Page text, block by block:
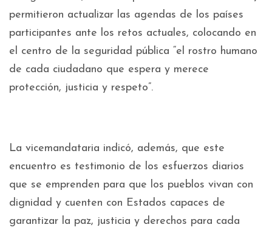
permitieron actualizar las agendas de los países
participantes ante los retos actuales, colocando en
el centro de la seguridad pública “el rostro humano
de cada ciudadano que espera y merece
protección, justicia y respeto”.
La vicemandataria indicó, además, que este
encuentro es testimonio de los esfuerzos diarios
que se emprenden para que los pueblos vivan con
dignidad y cuenten con Estados capaces de
garantizar la paz, justicia y derechos para cada